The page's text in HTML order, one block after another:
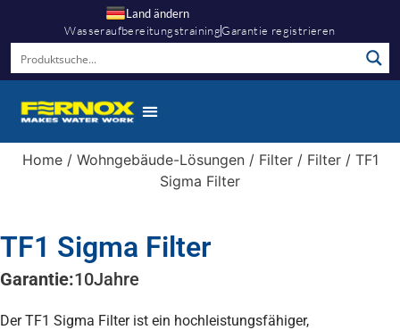
Land ändern
WasseraufbereitungstrainingGarantie registrieren
Home/ Wohngebäude-Lösungen/ Filter/ Filter/ TF1
Sigma Filter
TF1 Sigma Filter
Garantie:10Jahre
Der TF1 Sigma Filter ist ein hochleistungsfähiger,